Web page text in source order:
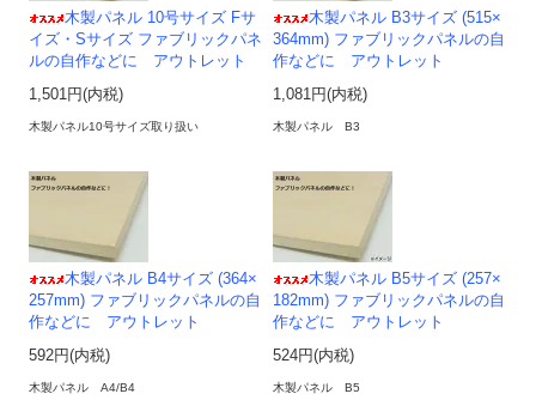
木製パネル 10号サイズ Fサ
イズ・Sサイズ ファブリックパネ
ルの自作などに アウトレット
1,501円(内税)
木製パネル10号サイズ取り扱い
木製パネル B3サイズ (515×
364mm) ファブリックパネルの自
作などに アウトレット
1,081円(内税)
木製パネル B3
木製パネル B4サイズ (364×
257mm) ファブリックパネルの自
作などに アウトレット
592円(内税)
木製パネル A4/B4
木製パネル B5サイズ (257×
182mm) ファブリックパネルの自
作などに アウトレット
524円(内税)
木製パネル B5